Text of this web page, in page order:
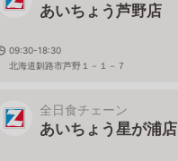
あいちょう芦野店
09:30-18:30
北海道釧路市芦野１－１－７
全日食チェーン
あいちょう星が浦店